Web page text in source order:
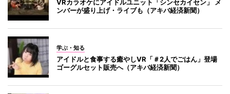
VRカラオケにアイドルユニット「シンセカイセン」 メ
ンバーが盛り上げ・ライブも（アキバ経済新聞）
学ぶ・知る
アイドルと食事する癒やしVR「＃2人でごはん」登場
ゴーグルセット販売へ（アキバ経済新聞）